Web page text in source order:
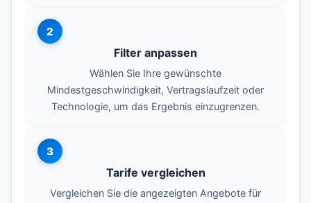
2
Filter anpassen
Wählen Sie Ihre gewünschte
Mindestgeschwindigkeit, Vertragslaufzeit oder
Technologie, um das Ergebnis einzugrenzen.
3
Tarife vergleichen
Vergleichen Sie die angezeigten Angebote für